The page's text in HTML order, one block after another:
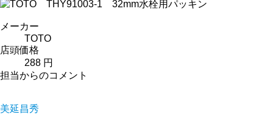
メーカー
TOTO
店頭価格
288 円
担当からのコメント
美延昌秀